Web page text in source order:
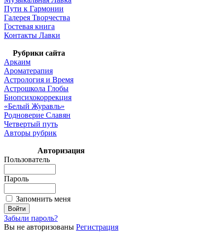
Пути к Гармонии
Галерея Творчества
Гостевая книга
Контакты Лавки
Рубрики сайта
Аркаим
Ароматерапия
Астрология и Время
Астрошкола Глобы
Биопсихокоррекция
«Белый Журавль»
Родноверие Славян
Четвертый путь
Авторы рубрик
Авторизация
Пользователь
Пароль
Запомнить меня
Забыли пароль?
Вы не авторизованы Регистрация